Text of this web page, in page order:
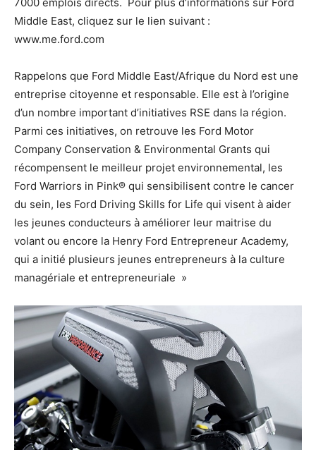
Middle East, cliquez sur le lien suivant :
www.me.ford.com
Rappelons que Ford Middle East/Afrique du Nord est une
entreprise citoyenne et responsable. Elle est à l’origine
d’un nombre important d’initiatives RSE dans la région.
Parmi ces initiatives, on retrouve les Ford Motor
Company Conservation & Environmental Grants qui
récompensent le meilleur projet environnemental, les
Ford Warriors in Pink® qui sensibilisent contre le cancer
du sein, les Ford Driving Skills for Life qui visent à aider
les jeunes conducteurs à améliorer leur maitrise du
volant ou encore la Henry Ford Entrepreneur Academy,
qui a initié plusieurs jeunes entrepreneurs à la culture
managériale et entrepreneuriale »